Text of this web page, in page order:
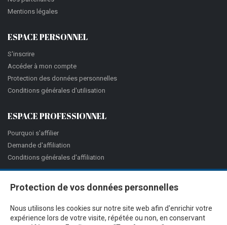
Protection de vos données personnelles
Nous utilisons les cookies sur notre site web afin d'enrichir votre
expérience lors de votre visite, répétée ou non, en conservant
Mentions légales
ESPACE PERSONNEL
S'inscrire
Accéder à mon compte
Protection des données personnelles
Conditions générales d'utilisation
ESPACE PROFESSIONNEL
Pourquoi s'affilier
Demande d'affiliation
Conditions générales d'affiliation